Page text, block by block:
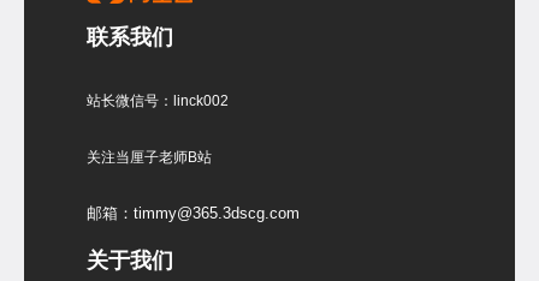
联系我们
站长微信号：linck002
关注当厘子老师B站
邮箱：timmy@365.3dscg.com
关于我们